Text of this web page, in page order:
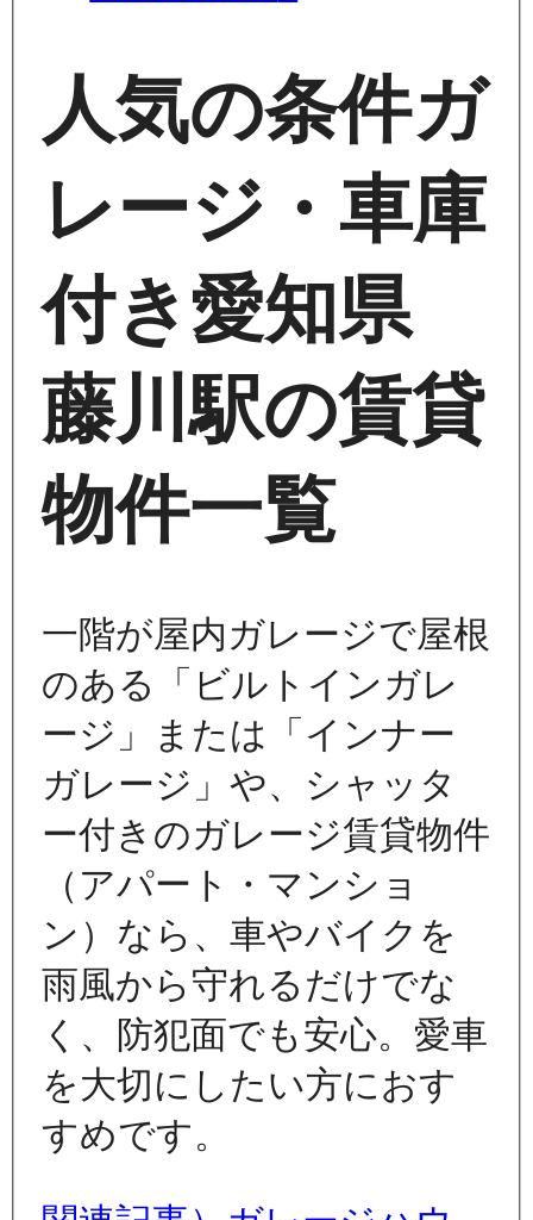
人気の条件ガ
レージ・車庫
付き愛知県
藤川駅の賃貸
物件一覧
一階が屋内ガレージで屋根
のある「ビルトインガレ
ージ」または「インナー
ガレージ」や、シャッタ
ー付きのガレージ賃貸物件
（アパート・マンショ
ン）なら、車やバイクを
雨風から守れるだけでな
く、防犯面でも安心。愛車
を大切にしたい方におす
すめです。